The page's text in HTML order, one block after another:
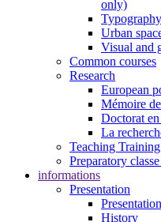
only)
Typography
Urban
Visual and
Common courses
Research
European
Mémoire
Doctorat
La
Teaching Training
Preparatory
informations
Presentation
History